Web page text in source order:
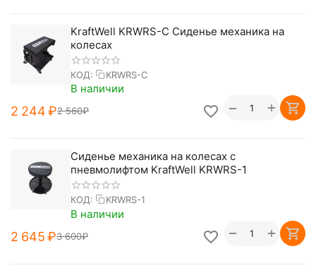
KraftWell KRWRS-C Сиденье механика на
колесах
КОД: KRWRS-C
В наличии
2 244 ₽2 560₽ +
−
Сиденье механика на колесах с
пневмолифтом KraftWell KRWRS-1
КОД: KRWRS-1
В наличии
2 645 ₽3 600₽ +
−